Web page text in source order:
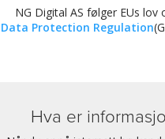
NG Digital AS følger EUs
Data Protection Regulation
Hva er